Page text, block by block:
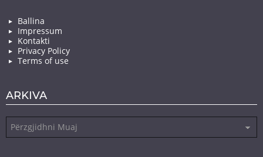
Ballina
Impressum
Kontakti
Privacy Policy
Terms of use
ARKIVA